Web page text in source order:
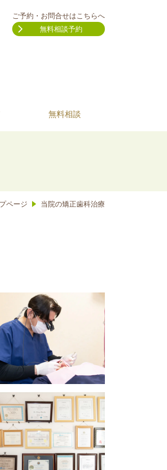
ご予約・お問合せはこちらへ
無料相談予約
無料相談
ページ 当院の矯正歯科治療